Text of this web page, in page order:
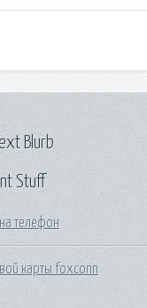
Stuff
телефон
карты foxconn
Blurb